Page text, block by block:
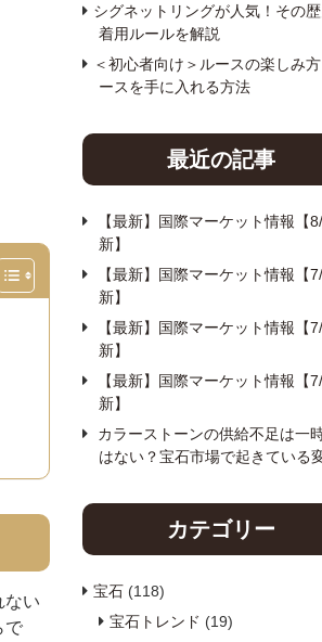
ない
で
シグネットリングが人気！その歴
着用ルールを解説
＜初心者向け＞ルースの楽しみ
ースを手に入れる方法
最近の記事
【最新】国際マーケット情報【
新】
【最新】国際マーケット情報【
新】
【最新】国際マーケット情報【
新】
【最新】国際マーケット情報【
新】
カラーストーンの供給不足は一
はない？宝石市場で起きている
カテゴリー
宝石 (118)
宝石トレンド (19)